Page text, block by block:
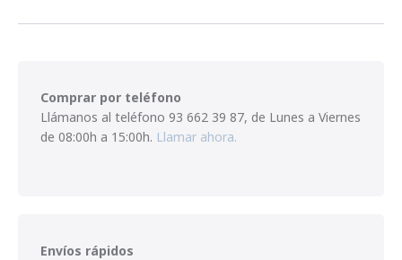
Comprar por teléfono
Llámanos al teléfono 93 662 39 87, de Lunes a Viernes
de 08:00h a 15:00h. Llamar ahora.
Envíos rápidos